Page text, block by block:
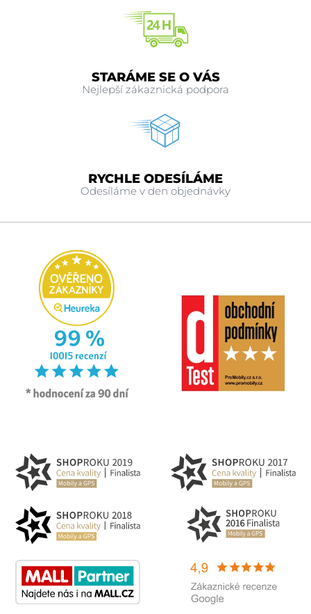
STARÁME SE O VÁS
Nejlepší zákaznická podpora
RYCHLE ODESÍLÁME
Odesíláme v den objednávky